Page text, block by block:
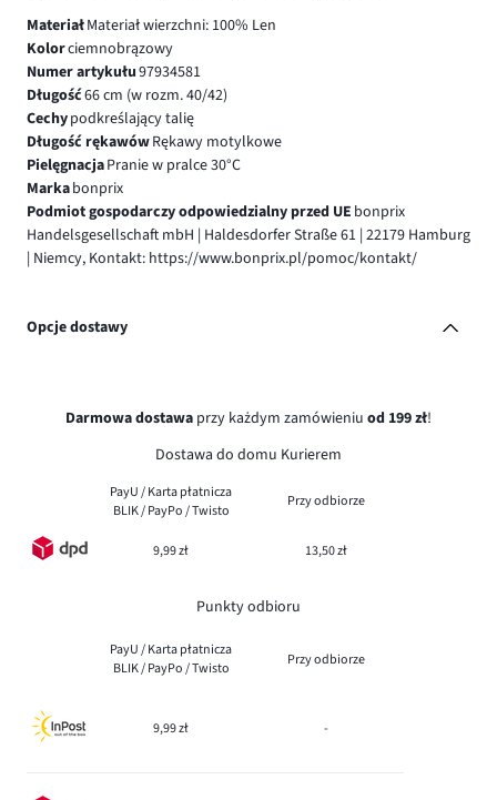
MateriałMateriał wierzchni: 100% Len
Kolorciemnobrązowy
Numer artykułu97934581
Długość66 cm (w rozm. 40/42)
Cechypodkreślający talię
Długość rękawówRękawy motylkowe
PielęgnacjaPranie w pralce 30°C
Markabonprix
Podmiot gospodarczy odpowiedzialny przed UE bonprix
Handelsgesellschaft mbH | Haldesdorfer Straße 61 | 22179 Hamburg
| Niemcy, Kontakt: https://www.bonprix.pl/pomoc/kontakt/
Opcje dostawy
Darmowa dostawa przy każdym zamówieniu od 199 zł!
Dostawa do domu Kurierem
PayU / Karta płatnicza
BLIK / PayPo / Twisto
Przy odbiorze
9,99 zł 13,50 zł
Punkty odbioru
PayU / Karta płatnicza
BLIK / PayPo / Twisto
Przy odbiorze
9,99 zł -